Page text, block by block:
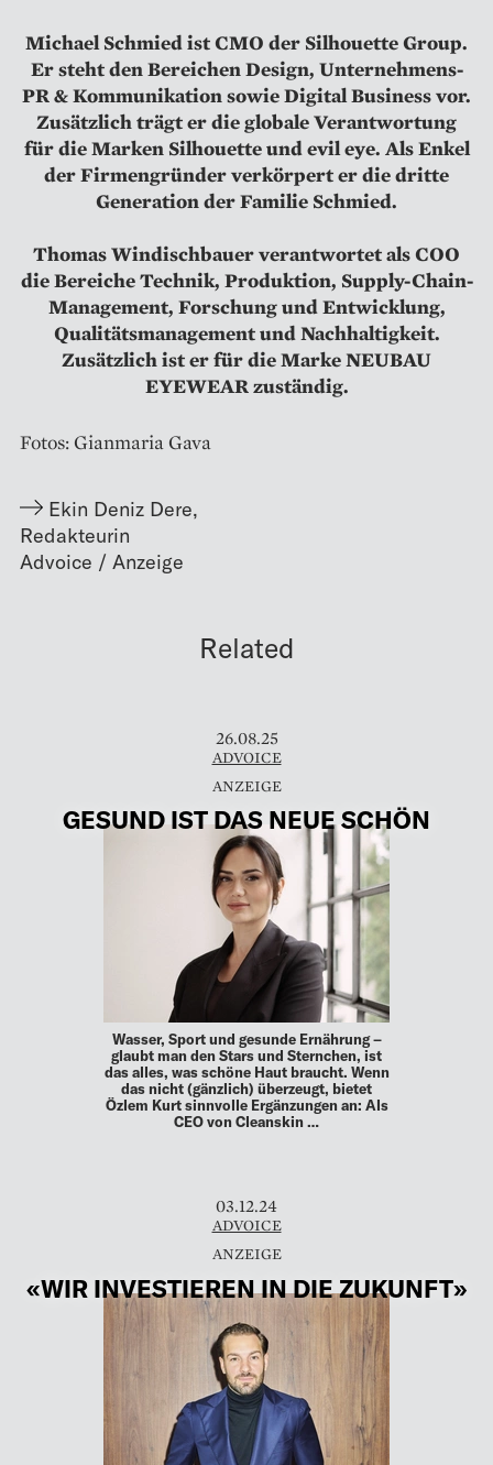
Michael Schmied ist CMO der Silhouette Group.
Er steht den Bereichen Design, Unternehmens-
PR & Kommunikation sowie Digital Business vor.
Zusätzlich trägt er die globale Verantwortung
für die Marken Silhouette und evil eye. Als Enkel
der Firmengründer verkörpert er die dritte
Generation der Familie Schmied.
Thomas Windischbauer verantwortet als COO
die Bereiche Technik, Produktion, Supply-Chain-
Management, Forschung und Entwicklung,
Qualitätsmanagement und Nachhaltigkeit.
Zusätzlich ist er für die Marke NEUBAU
EYEWEAR zuständig.
Fotos: Gianmaria Gava
Ekin Deniz Dere,
Redakteurin
Related
26.08.25
ADVOICE
GESUND IST DAS NEUE SCHÖN
Wasser, Sport und gesunde Ernährung –
glaubt man den Stars und Sternchen, ist
das alles, was schöne Haut braucht. Wenn
das nicht (gänzlich) überzeugt, bietet
Özlem Kurt sinnvolle Ergänzungen an: Als
CEO von Cleanskin …
03.12.24
ADVOICE
«WIR INVESTIEREN IN DIE ZUKUNFT»